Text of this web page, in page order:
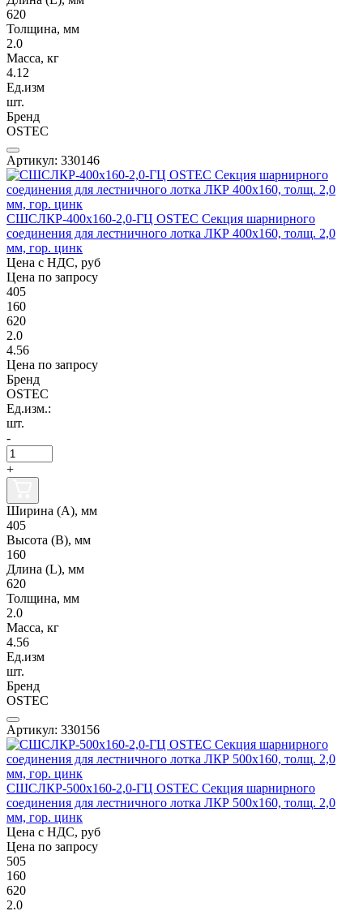
620
Толщина, мм
2.0
Масса, кг
4.12
Ед.изм
шт.
Бренд
OSTEC
Артикул: 330146
СШСЛКР-400х160-2,0-ГЦ OSTEC Секция шарнирного
соединения для лестничного лотка ЛКР 400х160, толщ. 2,0
мм, гор. цинк
Цена с НДС, руб
Цена по запросу
405
160
620
2.0
4.56
Цена по запросу
Бренд
OSTEC
Ед.изм.:
шт.
-
+
Ширина (А), мм
405
Высота (В), мм
160
Длина (L), мм
620
Толщина, мм
2.0
Масса, кг
4.56
Ед.изм
шт.
Бренд
OSTEC
Артикул: 330156
СШСЛКР-500х160-2,0-ГЦ OSTEC Секция шарнирного
соединения для лестничного лотка ЛКР 500х160, толщ. 2,0
мм, гор. цинк
Цена с НДС, руб
Цена по запросу
505
160
620
2.0